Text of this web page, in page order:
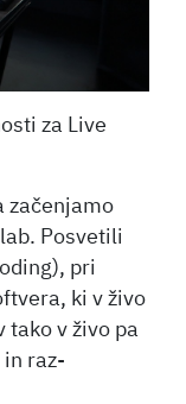
za Live
začenjamo
Posvetili
pri
ki v živo
v živo pa
raz-